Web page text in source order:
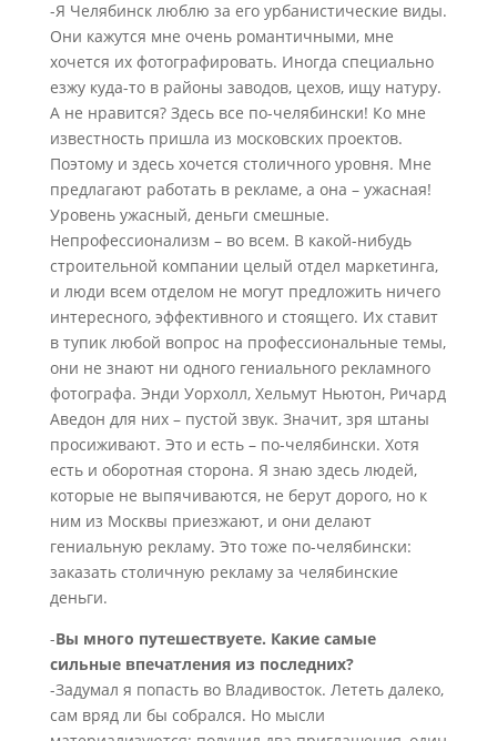
-Я Челябинск люблю за его урбанистические виды.
Они кажутся мне очень романтичными, мне
хочется их фотографировать. Иногда специально
езжу куда-то в районы заводов, цехов, ищу натуру.
А не нравится? Здесь все по-челябински! Ко мне
известность пришла из московских проектов.
Поэтому и здесь хочется столичного уровня. Мне
предлагают работать в рекламе, а она – ужасная!
Уровень ужасный, деньги смешные.
Непрофессионализм – во всем. В какой-нибудь
строительной компании целый отдел маркетинга,
и люди всем отделом не могут предложить ничего
интересного, эффективного и стоящего. Их ставит
в тупик любой вопрос на профессиональные темы,
они не знают ни одного гениального рекламного
фотографа. Энди Уорхолл, Хельмут Ньютон, Ричард
Аведон для них – пустой звук. Значит, зря штаны
просиживают. Это и есть – по-челябински. Хотя
есть и оборотная сторона. Я знаю здесь людей,
которые не выпячиваются, не берут дорого, но к
ним из Москвы приезжают, и они делают
гениальную рекламу. Это тоже по-челябински:
заказать столичную рекламу за челябинские
деньги.
-Вы много путешествуете. Какие самые
сильные впечатления из последних?
-Задумал я попасть во Владивосток. Лететь далеко,
сам вряд ли бы собрался. Но мысли